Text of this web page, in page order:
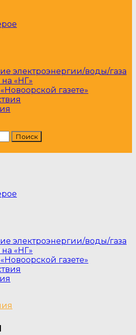
электроэнергии/воды/газа
«НГ»
газете»
электроэнергии/воды/газа
«НГ»
газете»